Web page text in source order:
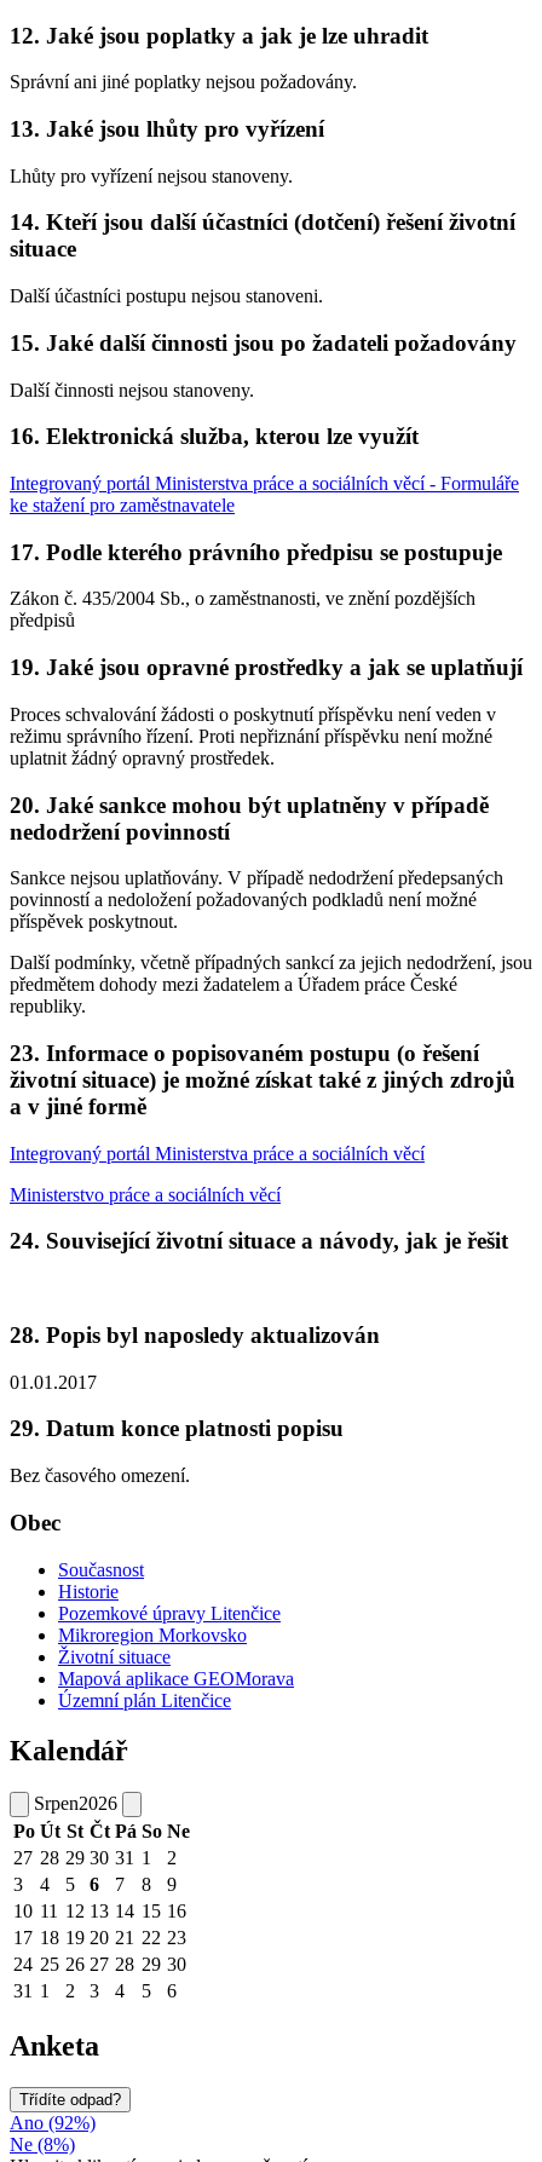
12. Jaké jsou poplatky a jak je lze uhradit
Správní ani jiné poplatky nejsou požadovány.
13. Jaké jsou lhůty pro vyřízení
Lhůty pro vyřízení nejsou stanoveny.
14. Kteří jsou další účastníci (dotčení) řešení životní
situace
Další účastníci postupu nejsou stanoveni.
15. Jaké další činnosti jsou po žadateli požadovány
Další činnosti nejsou stanoveny.
16. Elektronická služba, kterou lze využít
Integrovaný portál Ministerstva práce a sociálních věcí - Formuláře
ke stažení pro zaměstnavatele
17. Podle kterého právního předpisu se postupuje
Zákon č. 435/2004 Sb., o zaměstnanosti, ve znění pozdějších
předpisů
19. Jaké jsou opravné prostředky a jak se uplatňují
Proces schvalování žádosti o poskytnutí příspěvku není veden v
režimu správního řízení. Proti nepřiznání příspěvku není možné
uplatnit žádný opravný prostředek.
20. Jaké sankce mohou být uplatněny v případě
nedodržení povinností
Sankce nejsou uplatňovány. V případě nedodržení předepsaných
povinností a nedoložení požadovaných podkladů není možné
příspěvek poskytnout.
Další podmínky, včetně případných sankcí za jejich nedodržení, jsou
předmětem dohody mezi žadatelem a Úřadem práce České
republiky.
23. Informace o popisovaném postupu (o řešení
životní situace) je možné získat také z jiných zdrojů
a v jiné formě
Integrovaný portál Ministerstva práce a sociálních věcí
Ministerstvo práce a sociálních věcí
24. Související životní situace a návody, jak je řešit
28. Popis byl naposledy aktualizován
01.01.2017
29. Datum konce platnosti popisu
Bez časového omezení.
Obec
Současnost
Historie
Pozemkové úpravy Litenčice
Mikroregion Morkovsko
Životní situace
Mapová aplikace GEOMorava
Územní plán Litenčice
Kalendář
Srpen2026
Po Út St Čt Pá So Ne
27 28 29 30 31 1
2
3
4 5 6 7 8
9
10 11 12 13 14 15 16
17 18 19 20 21 22 23
24 25 26 27 28 29 30
31 1 2 3 4 5 6
Anketa
Třídíte odpad?
Ano (92%)
Ne (8%)